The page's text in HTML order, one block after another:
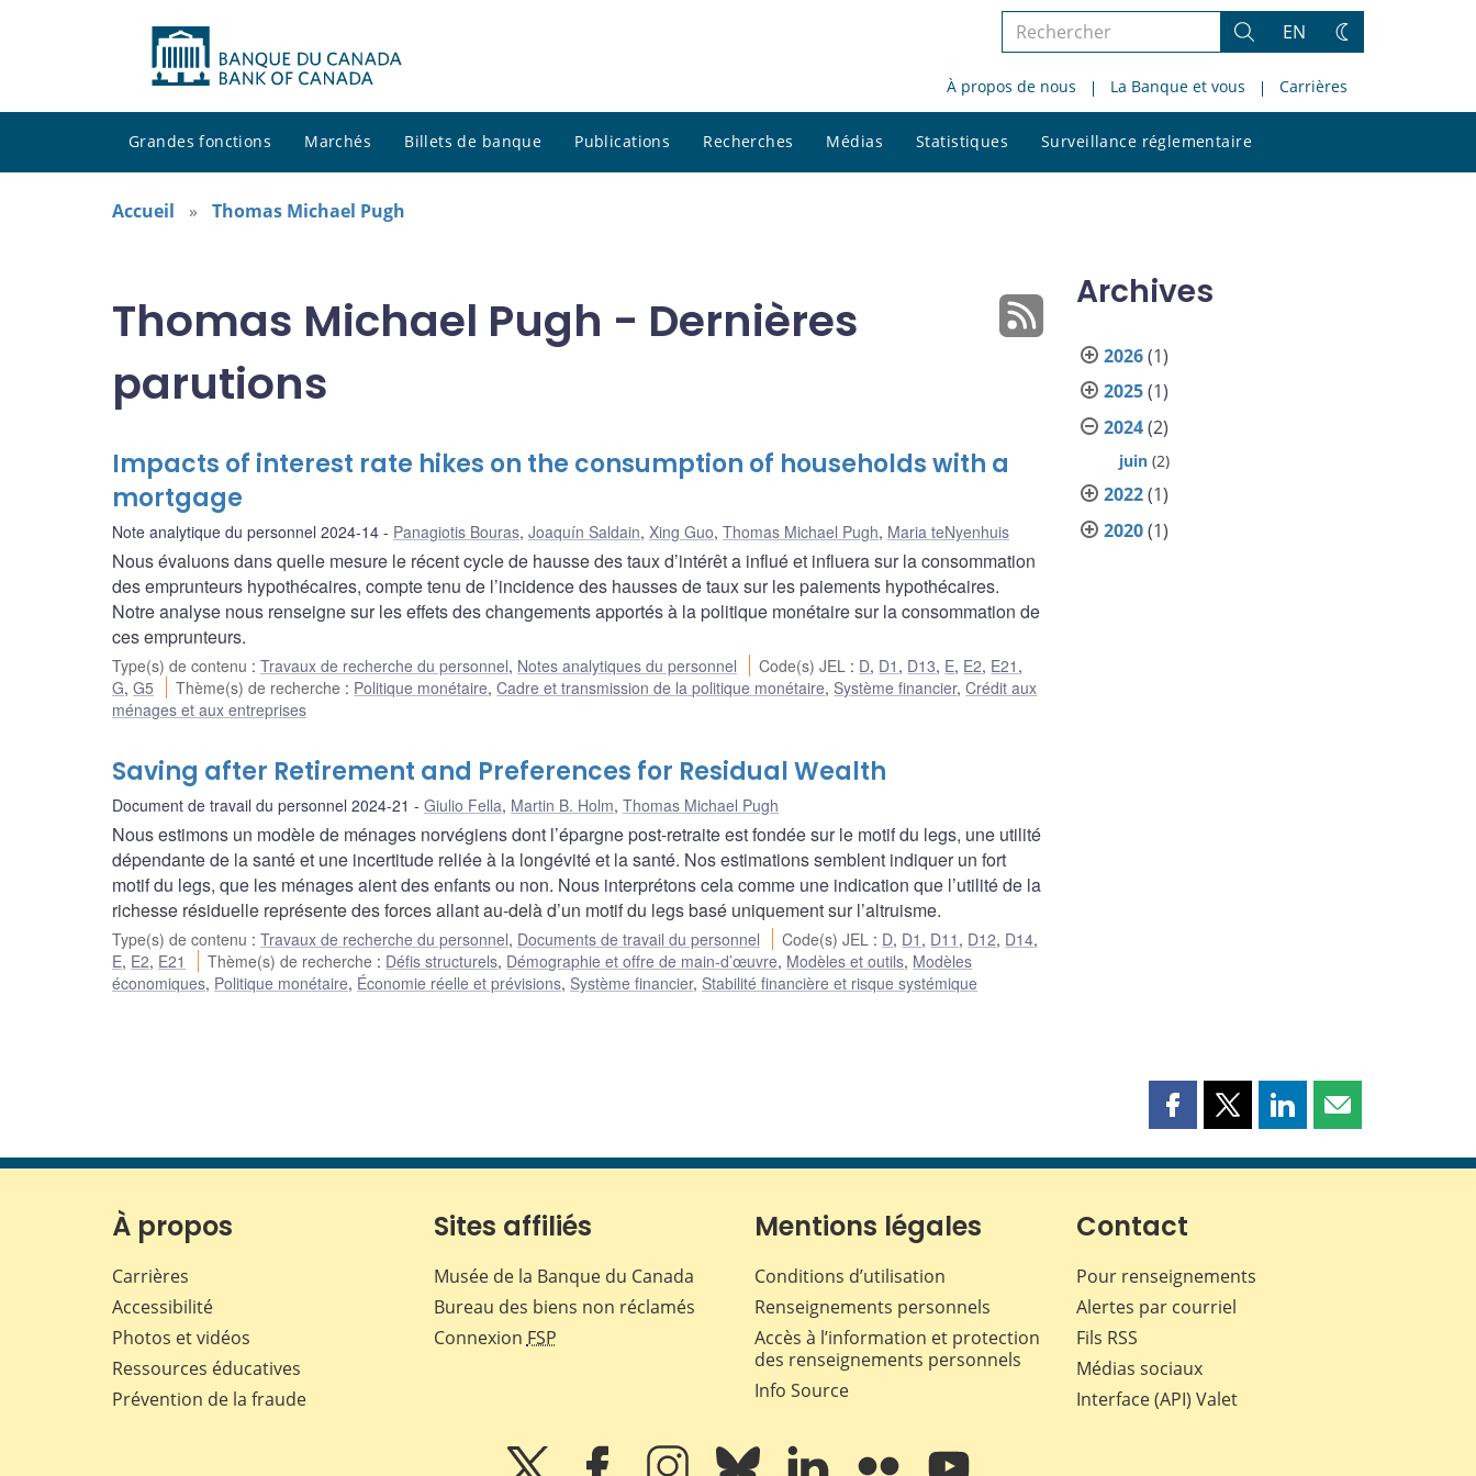
Rechercher
le
site
Rechercher
EN
Changez
thème
À propos de nous La Banque et vous Carrières
Grandes fonctions Marchés Billets de banque Publications Recherches Médias Statistiques Surveillance réglementaire
le
Accueil Thomas Michael Pugh
Thomas Michael Pugh - Dernières
parutions
Impacts of interest rate hikes on the consumption of households with a
mortgage
Note analytique du personnel 2024-14 Panagiotis Bouras, Joaquín Saldain, Xing Guo, Thomas Michael Pugh, Maria teNyenhuis
Nous évaluons dans quelle mesure le récent cycle de hausse des taux d’intérêt a influé et influera sur la consommation
des emprunteurs hypothécaires, compte tenu de l’incidence des hausses de taux sur les paiements hypothécaires.
Notre analyse nous renseigne sur les effets des changements apportés à la politique monétaire sur la consommation de
ces emprunteurs.
Type(s) de contenu : Travaux de recherche du personnel, Notes analytiques du personnel Code(s) JEL : D, D1 , D13, E, E2, E21 ,
G, G5 Thème(s) de recherche : Politique monétaire,Cadre et transmission de la politique monétaire, Système financier,Crédit aux
ménages et aux entreprises
Saving after Retirement and Preferences for Residual Wealth
Document de travail du personnel 2024-21 Giulio Fella, Martin B. Holm, Thomas Michael Pugh
Nous estimons un modèle de ménages norvégiens dont l’épargne post-retraite est fondée sur le motif du legs, une utilité
dépendante de la santé et une incertitude reliée à la longévité et la santé. Nos estimations semblent indiquer un fort
motif du legs, que les ménages aient des enfants ou non. Nous interprétons cela comme une indication que l’utilité de la
richesse résiduelle représente des forces allant au-delà d’un motif du legs basé uniquement sur l’altruisme.
Type(s) de contenu : Travaux de recherche du personnel, Documents de travail du personnel Code(s) JEL : D, D1 , D11 , D12, D14,
E, E2, E21 Thème(s) de recherche : Défis structurels, Démographie et offre de main-d’œuvre, Modèles et outils, Modèles
économiques, Politique monétaire, Économie réelle et prévisions, Système financier, Stabilité financière et risque systémique
Archives
2026(1)
2025(1)
2024(2)
juin (2)
2022(1)
2020(1)
Partager
page
Facebook
Partager
page
Partager
page
Partager
page
À propos
Carrières
Accessibilité
Photos et vidéos
Ressources éducatives
Prévention de la fraude
Sites affiliés
Musée de la Banque du Canada
Bureau des biens non réclamés
Connexion FSP
Mentions légales
Conditions d’utilisation
Renseignements personnels
Accès à l’information et protection
des renseignements personnels
Info Source
Contact
Pour renseignements
Alertes par courriel
Fils RSS
Médias sociaux
Interface (API) Valet